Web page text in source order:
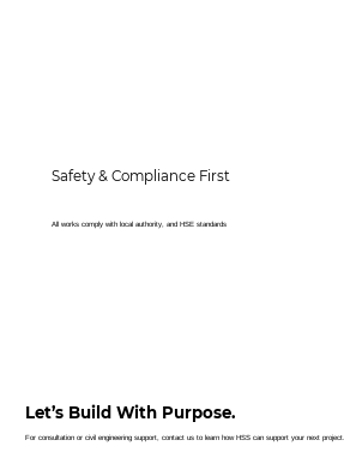
Safety & Compliance First
All works comply with local authority, and HSE standards
Let’s Build With Purpose.
For consultation or civil engineering support, contact us to learn how HSS can support your next project.